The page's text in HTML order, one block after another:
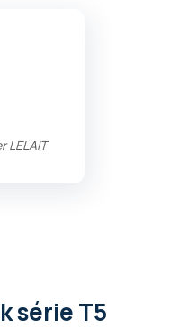
LELAIT
série T5